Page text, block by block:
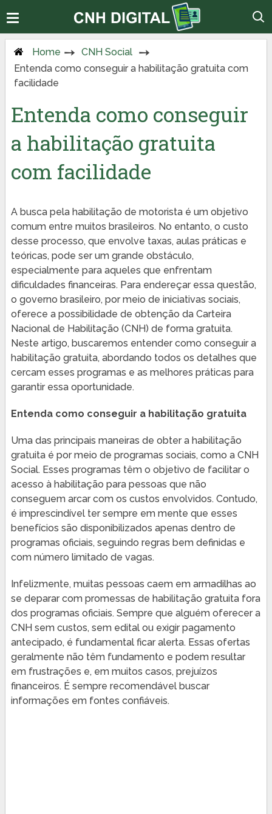
Home
CNH Social
Entenda como conseguir a habilitação gratuita com
facilidade
Entenda como conseguir
a habilitação gratuita
com facilidade
A busca pela habilitação de motorista é um objetivo
comum entre muitos brasileiros. No entanto, o custo
desse processo, que envolve taxas, aulas práticas e
teóricas, pode ser um grande obstáculo,
especialmente para aqueles que enfrentam
dificuldades financeiras. Para endereçar essa questão,
o governo brasileiro, por meio de iniciativas sociais,
oferece a possibilidade de obtenção da Carteira
Nacional de Habilitação (CNH) de forma gratuita.
Neste artigo, buscaremos entender como conseguir a
habilitação gratuita, abordando todos os detalhes que
cercam esses programas e as melhores práticas para
garantir essa oportunidade.
Entenda como conseguir a habilitação gratuita
Uma das principais maneiras de obter a habilitação
gratuita é por meio de programas sociais, como a CNH
Social. Esses programas têm o objetivo de facilitar o
acesso à habilitação para pessoas que não
conseguem arcar com os custos envolvidos. Contudo,
é imprescindível ter sempre em mente que esses
benefícios são disponibilizados apenas dentro de
programas oficiais, seguindo regras bem definidas e
com número limitado de vagas.
Infelizmente, muitas pessoas caem em armadilhas ao
se deparar com promessas de habilitação gratuita fora
dos programas oficiais. Sempre que alguém oferecer a
CNH sem custos, sem edital ou exigir pagamento
antecipado, é fundamental ficar alerta. Essas ofertas
geralmente não têm fundamento e podem resultar
em frustrações e, em muitos casos, prejuízos
financeiros. É sempre recomendável buscar
informações em fontes confiáveis.